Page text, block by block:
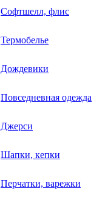
Софтшелл, флис
Термобелье
Дождевики
Повседневная одежда
Джерси
Шапки, кепки
Перчатки, варежки